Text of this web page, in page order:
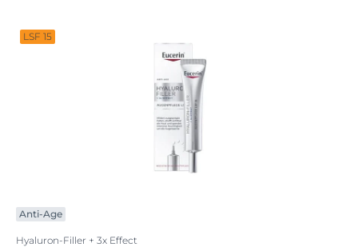
LSF 15
Anti-Age
Hyaluron-Filler + 3x Effect